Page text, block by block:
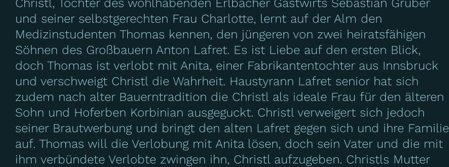
Christl, Tochter des wohlhabenden Erlbacher Gastwirts Sebastian Gruber
und seiner selbstgerechten Frau Charlotte, lernt auf der Alm den
Medizinstudenten Thomas kennen, den jüngeren von zwei heiratsfähigen
Söhnen des Großbauern Anton Lafret. Es ist Liebe auf den ersten Blick,
doch Thomas ist verlobt mit Anita, einer Fabrikantentochter aus Innsbruck
und verschweigt Christl die Wahrheit. Haustyrann Lafret senior hat sich
zudem nach alter Bauerntradition die Christl als ideale Frau für den älteren
Sohn und Hoferben Korbinian ausgeguckt. Christl verweigert sich jedoch
seiner Brautwerbung und bringt den alten Lafret gegen sich und ihre Familie
auf. Thomas will die Verlobung mit Anita lösen, doch sein Vater und die mit
ihm verbündete Verlobte zwingen ihn, Christl aufzugeben. Christls Mutter